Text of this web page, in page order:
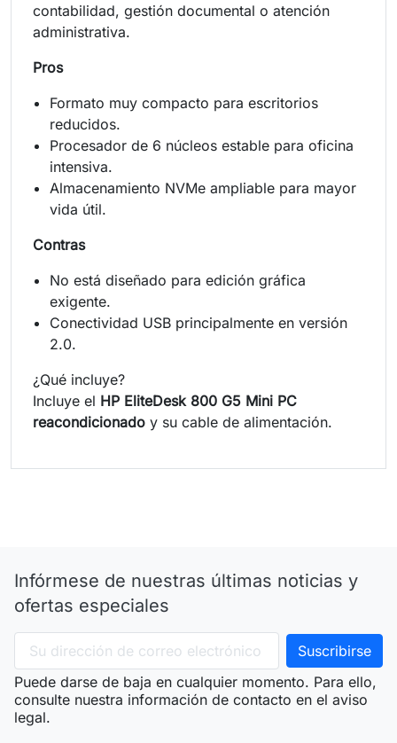
contabilidad, gestión documental o atención
administrativa.
Pros
Formato muy compacto para escritorios
reducidos.
Procesador de 6 núcleos estable para oficina
intensiva.
Almacenamiento NVMe ampliable para mayor
vida útil.
Contras
No está diseñado para edición gráfica
exigente.
Conectividad USB principalmente en versión
2.0.
¿Qué incluye?
Incluye el HP EliteDesk 800 G5 Mini PC
reacondicionado y su cable de alimentación.
Infórmese de nuestras últimas noticias y
ofertas especiales
Puede darse de baja en cualquier momento. Para ello,
consulte nuestra información de contacto en el aviso
legal.